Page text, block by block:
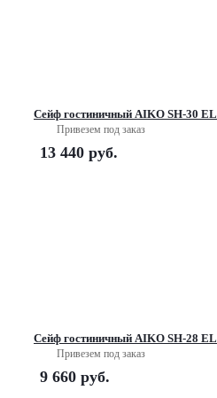
Сейф гостиничный AIKO SH-30 EL
Привезем под заказ
13 440 руб.
Сейф гостиничный AIKO SH-28 EL
Привезем под заказ
9 660 руб.